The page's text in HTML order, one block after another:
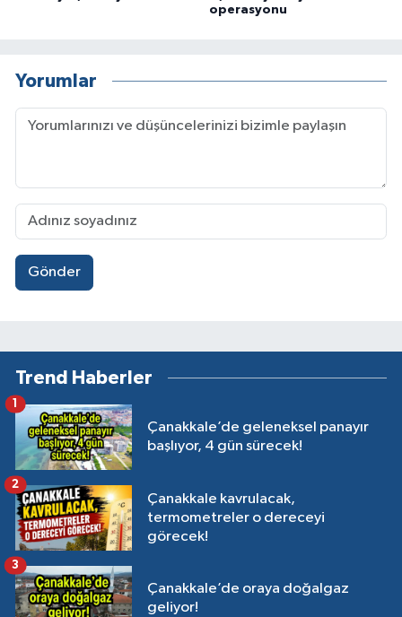
operasyonu
Yorumlar
Gönder
Trend Haberler
Çanakkale’de geleneksel panayır
başlıyor, 4 gün sürecek!
1
Çanakkale kavrulacak,
termometreler o dereceyi
görecek!
2
Çanakkale’de oraya doğalgaz
geliyor!
3